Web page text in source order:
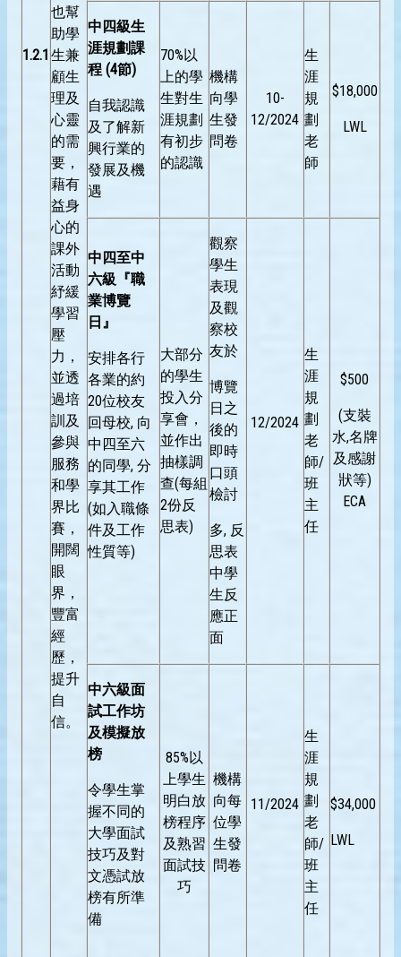
1.2.1
也幫
助學
生兼
顧生
理及
心靈
的需
要，
藉有
益身
心的
課外
活動
紓緩
學習
壓
力，
並透
過培
訓及
參與
服務
和學
界比
賽，
開闊
眼
界，
豐富
經
歷，
提升
自
信。
中四級生
涯規劃課
程 (4節)
自我認識
及了解新
興行業的
發展及機
遇
70%以
上的學
生對生
涯規劃
有初步
的認識
機構
向學
生發
問卷
10-
12/2024
生
涯
規
劃
老
師
$18,000
LWL
中四至中
六級『職
業博覽
日』
安排各行
各業的約
20位校友
回母校, 向
中四至六
的同學, 分
享其工作
(如入職條
件及工作
性質等)
大部分
的學生
投入分
享會，
並作出
抽樣調
查(每組
2份反
思表)
觀察
學生
表現
及觀
察校
友於
博覽
日之
後的
即時
口頭
檢討
多, 反
思表
中學
生反
應正
面
12/2024
生
涯
規
劃
老
師/
班
主
任
$500
(支裝
水,名牌
及感謝
狀等)
ECA
中六級面
試工作坊
及模擬放
榜
令學生掌
握不同的
大學面試
技巧及對
文憑試放
榜有所準
備
85%以
上學生
明白放
榜程序
及熟習
面試技
巧
機構
向每
位學
生發
問卷
11/2024
生
涯
規
劃
老
師/
班
主
任
$34,000
LWL